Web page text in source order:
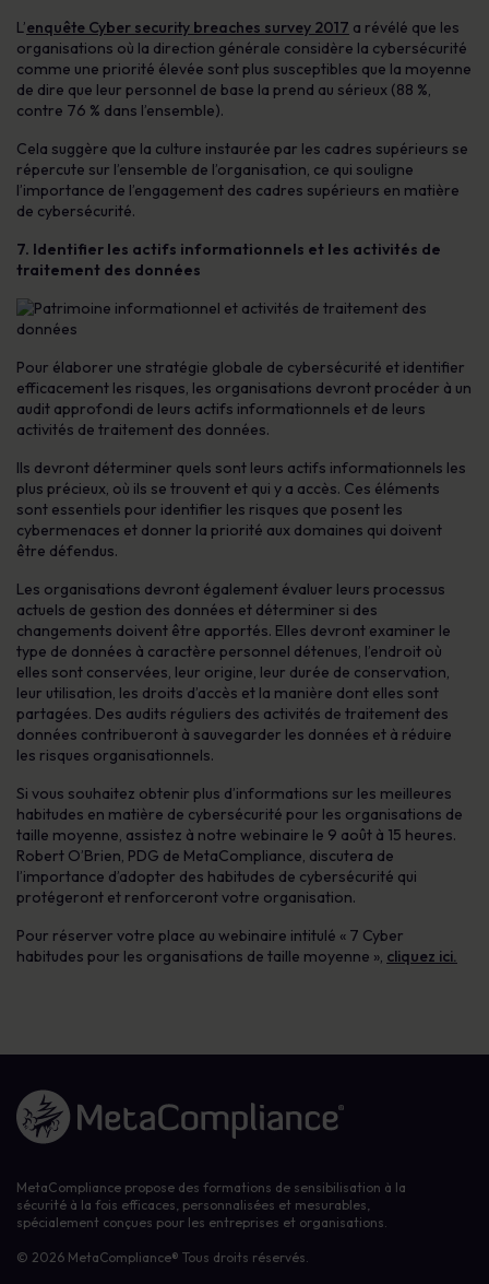
L’enquête Cyber security breaches survey 2017 a révélé que les
organisations où la direction générale considère la cybersécurité
comme une priorité élevée sont plus susceptibles que la moyenne
de dire que leur personnel de base la prend au sérieux (88 %,
contre 76 % dans l’ensemble).
Cela suggère que la culture instaurée par les cadres supérieurs se
répercute sur l’ensemble de l’organisation, ce qui souligne
l’importance de l’engagement des cadres supérieurs en matière
de cybersécurité.
7. Identifier les actifs informationnels et les activités de
traitement des données
Pour élaborer une stratégie globale de cybersécurité et identifier
efficacement les risques, les organisations devront procéder à un
audit approfondi de leurs actifs informationnels et de leurs
activités de traitement des données.
Ils devront déterminer quels sont leurs actifs informationnels les
plus précieux, où ils se trouvent et qui y a accès. Ces éléments
sont essentiels pour identifier les risques que posent les
cybermenaces et donner la priorité aux domaines qui doivent
être défendus.
Les organisations devront également évaluer leurs processus
actuels de gestion des données et déterminer si des
changements doivent être apportés. Elles devront examiner le
type de données à caractère personnel détenues, l’endroit où
elles sont conservées, leur origine, leur durée de conservation,
leur utilisation, les droits d’accès et la manière dont elles sont
partagées. Des audits réguliers des activités de traitement des
données contribueront à sauvegarder les données et à réduire
les risques organisationnels.
Si vous souhaitez obtenir plus d’informations sur les meilleures
habitudes en matière de cybersécurité pour les organisations de
taille moyenne, assistez à notre webinaire le 9 août à 15 heures.
Robert O’Brien, PDG de MetaCompliance, discutera de
l’importance d’adopter des habitudes de cybersécurité qui
protégeront et renforceront votre organisation.
Pour réserver votre place au webinaire intitulé « 7 Cyber
habitudes pour les organisations de taille moyenne », cliquez ici.
Lien vers la page d'accueil
MetaCompliance propose des formations de sensibilisation à la
sécurité à la fois efficaces, personnalisées et mesurables,
spécialement conçues pour les entreprises et organisations.
© 2026 MetaCompliance® Tous droits réservés.